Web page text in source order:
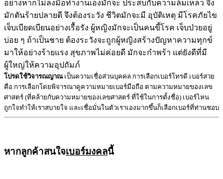
อย่างหากไม่ลงมือทำงานเองมักจะ ประสบกับความล้มเหลว จึง
มักตันร้ายปลายดี จึงต้องระวัง ชีวิตมักจะมี อุบัติเหตุ มีโรคภัยไข
เจ็บเบียดเบียนอย่างเรื้อรัง ผู้หญิงมักจะเป็นคนขี้โรค เจ็บป่วยอยู่
บ่อย ๆ ถ้าเป็นชาย ต้องระวังจะถูกผู้หญิงสร้างปัญหาความทุกข์
มาให้อย่างร้ายแรง สุขภาพไม่ค่อยดี มักจะกำพร้า แต่ยังดีที่มี
ผู้ใหญ่ให้ความอุปถัมภ์
โปรดใช้วิจารณญาณเป็นความเชื่อส่วนบุคคล การเลือกเบอร์โทรดี เบอร์สวย
คือ การเลือกโดยพิจารณาดูความหมายเบอร์มือถือ ตามความหมายของเลข
ศาสตร์ (ที่คล้ายกับความหมายของเลขศาสตร์ ที่ใช้ในการตั้งชื่อ) เบอร์ไหน
ถูกใจทำให้เราสบายใจ และเชื่อมั่นในตัวเราเองมากขึ้นก็เลือกเบอร์ที่ท่านชอบ
หากลูกค้าสนใจเบอร์มงคลนี้